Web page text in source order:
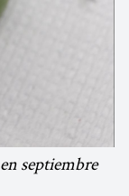
septiembre